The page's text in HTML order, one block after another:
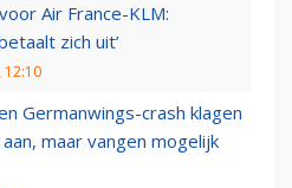
Air France-KLM:
zich uit’
12:10
Germanwings-crash klagen
maar vangen mogelijk